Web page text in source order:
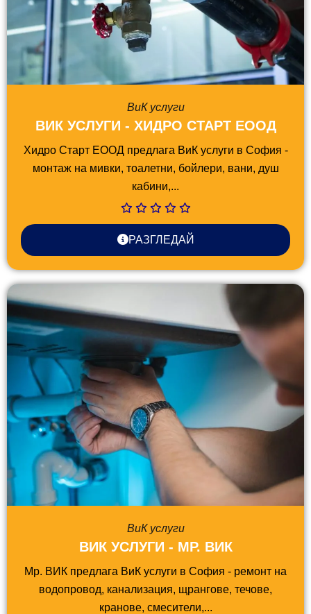
ВиК услуги
ВИК УСЛУГИ - ХИДРО СТАРТ ЕООД
Хидро Старт ЕООД предлага ВиК услуги в София -
монтаж на мивки, тоалетни, бойлери, вани, душ
кабини,...
РАЗГЛЕДАЙ
ВиК услуги
ВИК УСЛУГИ - МР. ВИК
Мр. ВИК предлага ВиК услуги в София - ремонт на
водопровод, канализация, щрангове, течове,
кранове, смесители,...